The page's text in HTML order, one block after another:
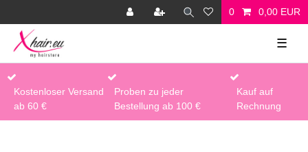
0 0,00 EUR
☰
Kostenloser Versand
ab 60 €
Proben zu jeder
Bestellung ab 100 €
Kauf auf
Rechnung